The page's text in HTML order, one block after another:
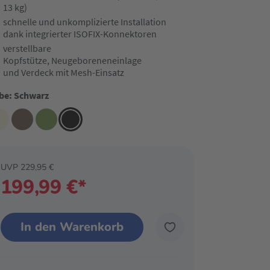
13 kg)
schnelle und unkomplizierte Installation
dank integrierter ISOFIX-Konnektoren
verstellbare
Kopfstütze, Neugeboreneneinlage
und Verdeck mit Mesh-Einsatz
Schwarz
199,99 €*
UVP 229,95 €
In den Warenkorb